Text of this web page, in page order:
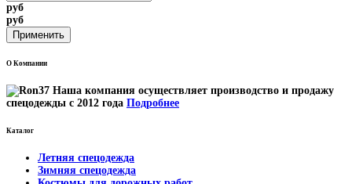
руб
руб
О Компании
Наша компания осуществляет производство и продажу
спецодежды с 2012 года Подробнее
Каталог
Летняя спецодежда
Зимняя спецодежда